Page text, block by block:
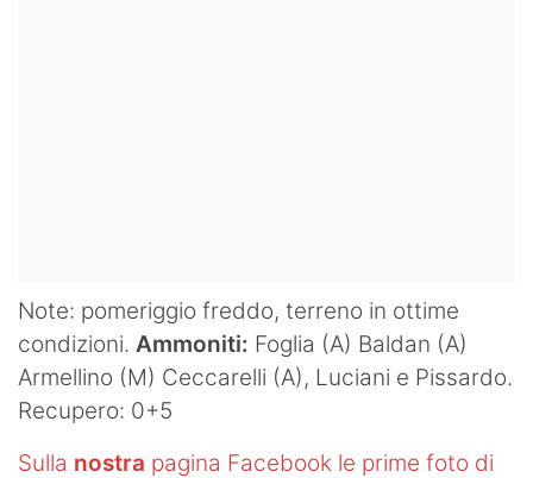
Note: pomeriggio freddo, terreno in ottime
condizioni. Ammoniti: Foglia (A) Baldan (A)
Armellino (M) Ceccarelli (A), Luciani e Pissardo.
Recupero: 0+5
Sulla nostra pagina Facebook le prime foto di